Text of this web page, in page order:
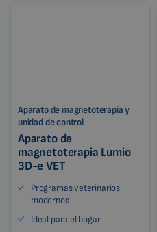
Aparato de magnetoterapia y
unidad de control
Aparato de
magnetoterapia Lumio
3D-e VET
Programas veterinarios
modernos
Ideal para el hogar